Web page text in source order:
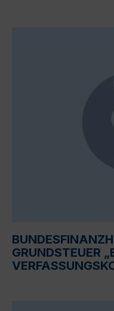
GRUNDSTEUER